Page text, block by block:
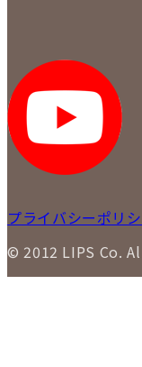
プライバシーポリ
© 2012 LIPS Co.